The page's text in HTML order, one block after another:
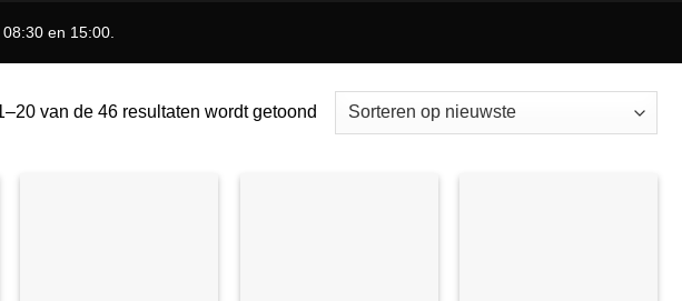
en 15:00.
van de 46 resultaten wordt getoondGesorteerd
op